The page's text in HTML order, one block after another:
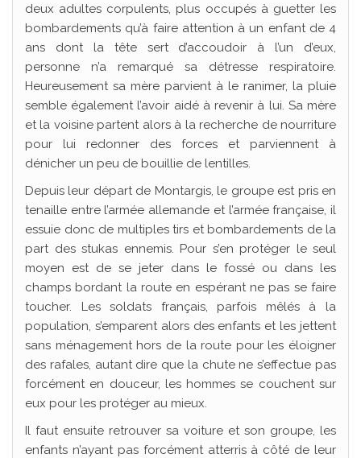
deux adultes corpulents, plus occupés à guetter les
bombardements qu’à faire attention à un enfant de 4
ans dont la tête sert d’accoudoir à l’un d’eux,
personne n’a remarqué sa détresse respiratoire.
Heureusement sa mère parvient à le ranimer, la pluie
semble également l’avoir aidé à revenir à lui. Sa mère
et la voisine partent alors à la recherche de nourriture
pour lui redonner des forces et parviennent à
dénicher un peu de bouillie de lentilles.
Depuis leur départ de Montargis, le groupe est pris en
tenaille entre l’armée allemande et l’armée française, il
essuie donc de multiples tirs et bombardements de la
part des stukas ennemis. Pour s’en protéger le seul
moyen est de se jeter dans le fossé ou dans les
champs bordant la route en espérant ne pas se faire
toucher. Les soldats français, parfois mêlés à la
population, s’emparent alors des enfants et les jettent
sans ménagement hors de la route pour les éloigner
des rafales, autant dire que la chute ne s’effectue pas
forcément en douceur, les hommes se couchent sur
eux pour les protéger au mieux.
Il faut ensuite retrouver sa voiture et son groupe, les
enfants n’ayant pas forcément atterris à côté de leur